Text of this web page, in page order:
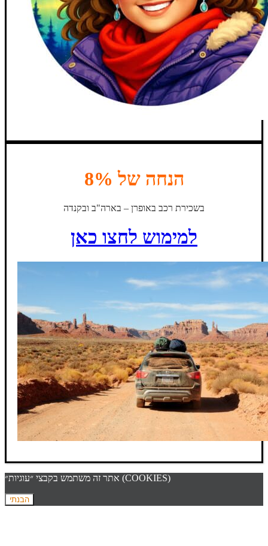
הנחה של 8%
בשכירת רכב באופרן – בארה"ב ובקנדה
למימוש לחצו כאן
אתר זה משתמש בקבצי ״עוגיות״ (COOKIES)
הבנתי